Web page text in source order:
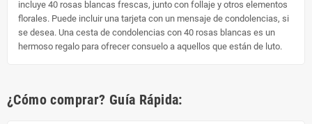
incluye 40 rosas blancas frescas, junto con follaje y otros elementos
florales. Puede incluir una tarjeta con un mensaje de condolencias, si
se desea. Una cesta de condolencias con 40 rosas blancas es un
hermoso regalo para ofrecer consuelo a aquellos que están de luto.
¿Cómo comprar? Guía Rápida: